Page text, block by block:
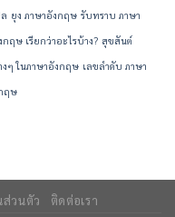
ยุง ภาษาอังกฤษ รับทราบ ภาษา
ฤษ เรียกว่าอะไรบ้าง? สุขสันต์
งๆ ในภาษาอังกฤษ เลขลำดับ ภาษา
ฤษ
วนตัว ติดต่อเรา